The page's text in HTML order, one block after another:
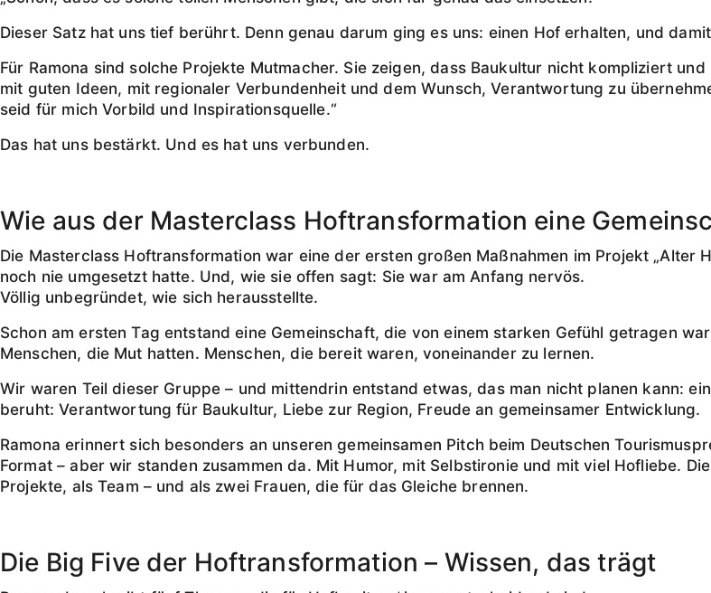
Dieser Satz hat uns tief berührt. Denn genau darum ging es uns: einen Hof erhalten, und
Für Ramona sind solche Projekte Mutmacher. Sie zeigen, dass Baukultur nicht kompliziert
mit guten Ideen, mit regionaler Verbundenheit und dem Wunsch, Verantwortung zu
seid für mich Vorbild und Inspirationsquelle.“
Das hat uns bestärkt. Und es hat uns verbunden.
Wie aus der Masterclass Hoftransformation eine
Die Masterclass Hoftransformation war eine der ersten großen Maßnahmen im Projekt „Alter
noch nie umgesetzt hatte. Und, wie sie offen sagt: Sie war am Anfang nervös.
Völlig unbegründet, wie sich herausstellte.
Schon am ersten Tag entstand eine Gemeinschaft, die von einem starken Gefühl getragen
Menschen, die Mut hatten. Menschen, die bereit waren, voneinander zu lernen.
Wir waren Teil dieser Gruppe – und mittendrin entstand etwas, das man nicht planen kann:
beruht: Verantwortung für Baukultur, Liebe zur Region, Freude an gemeinsamer Entwicklung.
Ramona erinnert sich besonders an unseren gemeinsamen Pitch beim Deutschen
Format – aber wir standen zusammen da. Mit Humor, mit Selbstironie und mit viel Hofliebe.
Projekte, als Team – und als zwei Frauen, die für das Gleiche brennen.
Die Big Five der Hoftransformation – Wissen, das trägt